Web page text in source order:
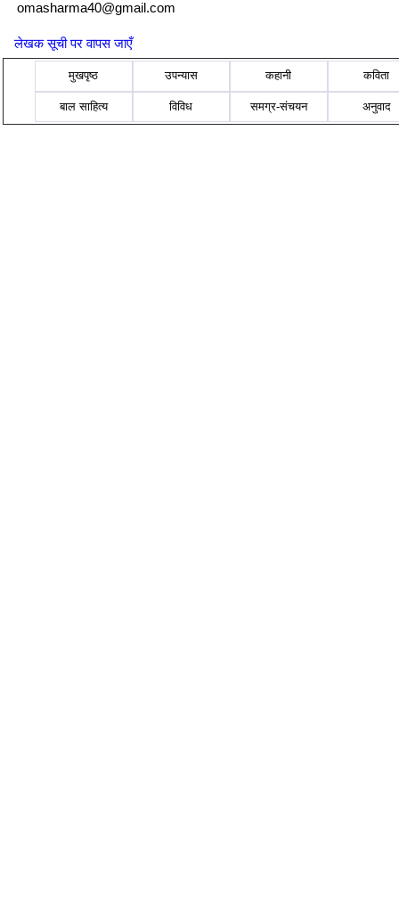
omasharma40@gmail.com
लेखक सूची पर वापस जाएँ
मुखपृष्ठ उपन्यास कहानी कविता
बाल साहित्य विविध समग्र-संचयन अनुवाद